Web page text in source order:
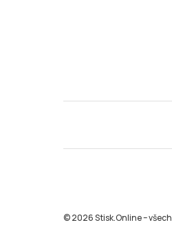
© 2026 Stisk.Online –